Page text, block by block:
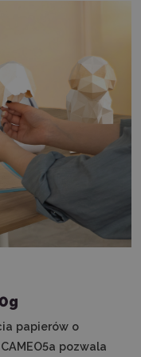
papierów o
pozwala